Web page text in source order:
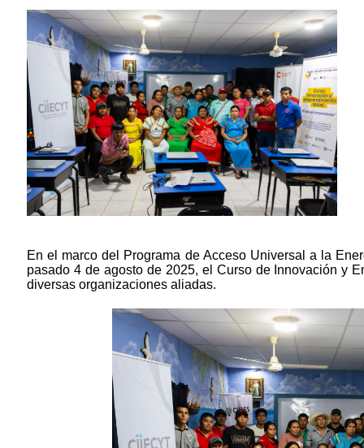
News content
En el marco del Programa de Acceso Universal a la
pasado 4 de agosto de 2025, el Curso de Innovación y
diversas organizaciones aliadas.